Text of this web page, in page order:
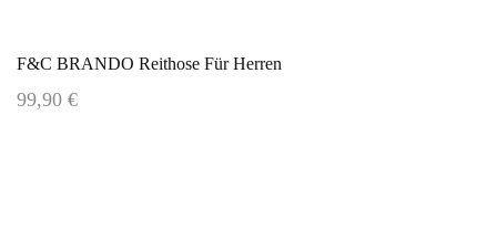
F&C BRANDO Reithose Für Herren
99,90 €